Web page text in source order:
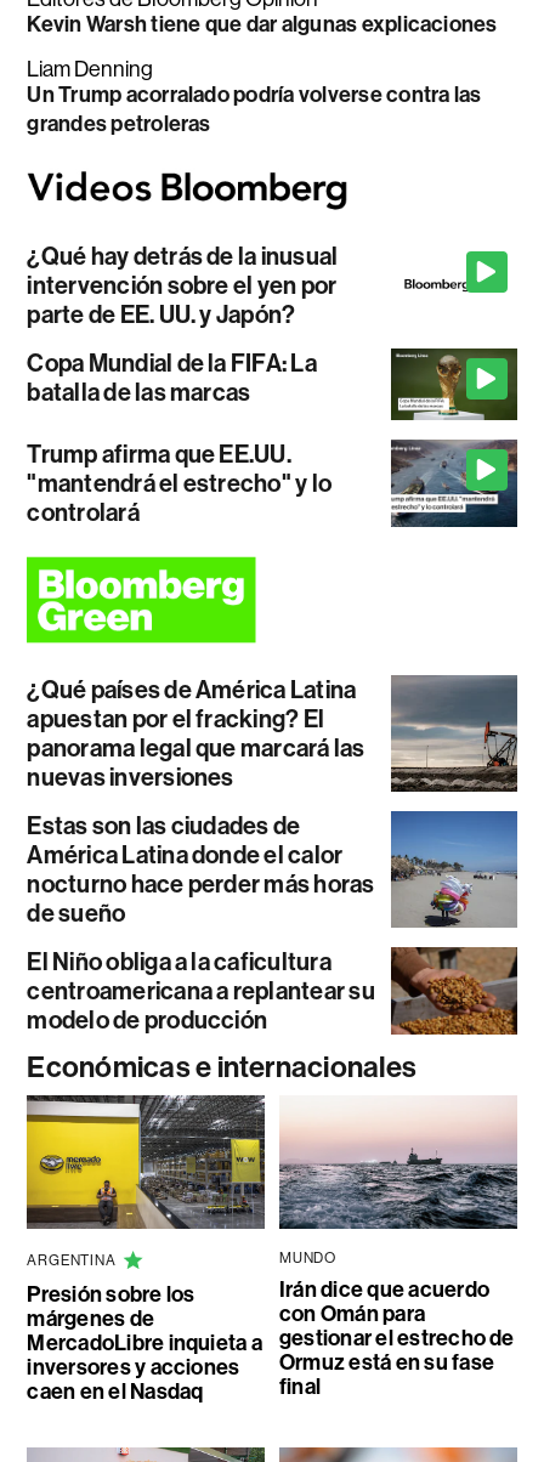
Kevin Warsh tiene que dar algunas explicaciones
Liam Denning
Un Trump acorralado podría volverse contra las
grandes petroleras
¿Qué hay detrás de la inusual
intervención sobre el yen por
parte de EE. UU. y Japón?
Copa Mundial de la FIFA: La
batalla de las marcas
Trump afirma que EE.UU.
"mantendrá el estrecho" y lo
controlará
¿Qué países de América Latina
apuestan por el fracking? El
panorama legal que marcará las
nuevas inversiones
Estas son las ciudades de
América Latina donde el calor
nocturno hace perder más horas
de sueño
El Niño obliga a la caficultura
centroamericana a replantear su
modelo de producción
Económicas e internacionales
ARGENTINA
Presión sobre los
márgenes de
MercadoLibre inquieta a
inversores y acciones
caen en el Nasdaq
MUNDO
Irán dice que acuerdo
con Omán para
gestionar el estrecho de
Ormuz está en su fase
final